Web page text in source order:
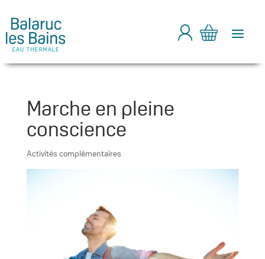
a
Marche en pleine
conscience
Activités complémentaires